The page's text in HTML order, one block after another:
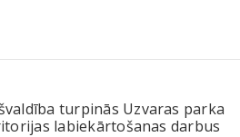
turpinās Uzvaras parka
labiekārtošanas darbus